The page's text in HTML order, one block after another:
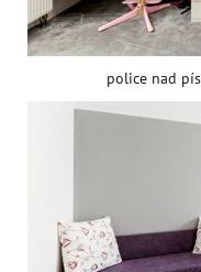
police nad